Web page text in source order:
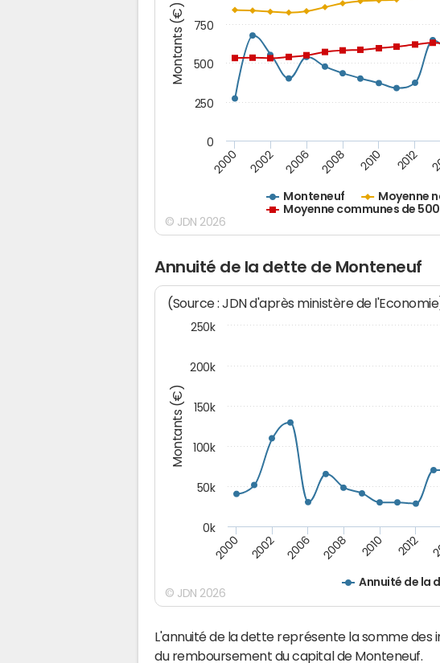
Montants (€)
Monteneuf
Moyenne
Moyenne communes de
2000 2002 2006 2008 2010 2012
0
250
500
750
© JDN 2026
Annuité de la dette de Monteneuf
Montants (€)
(Source : JDN d'après ministère de
Annuité de la
2000 2002 2006 2008 2010 2012
0k
50k
100k
150k
200k
250k
© JDN 2026
L'annuité de la dette représente la somme
du remboursement du capital de Monteneuf.